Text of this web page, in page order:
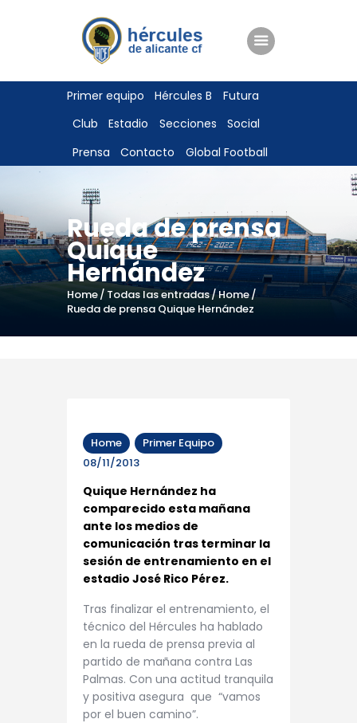
Primer equipo Hércules B
Futura
Club
Estadio Secciones
Social
Prensa
Contacto Global Football
Rueda de prensa
Quique
Hernández
Home Todas las entradas Home
Rueda de prensa Quique Hernández
ENTRADAS
TIENDA
HÉRCULESCF100
Home
Primer Equipo
08/11/2013
Quique Hernández ha
comparecido esta mañana
ante los medios de
comunicación tras terminar la
sesión de entrenamiento en el
estadio José Rico Pérez.
Tras finalizar el entrenamiento, el
técnico del Hércules ha hablado
en la rueda de prensa previa al
partido de mañana contra Las
Palmas. Con una actitud tranquila
y positiva asegura que “vamos
por el buen camino”.